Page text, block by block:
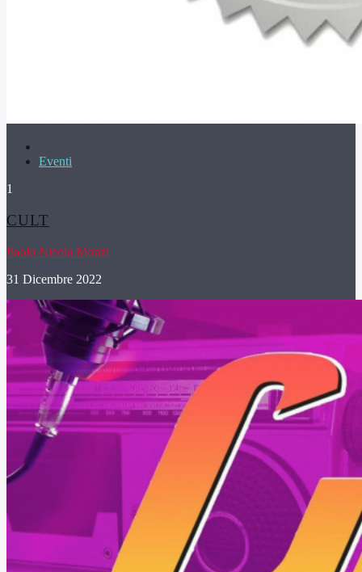
Eventi
1
CULT
Paolo Nicola Monzi
31 Dicembre 2022